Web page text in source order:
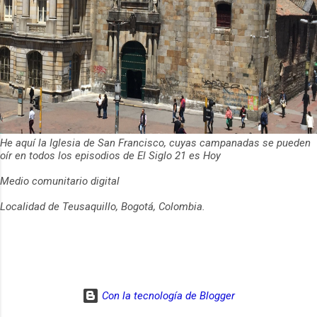
He aquí la Iglesia de San Francisco, cuyas campanadas se pueden
oír en todos los episodios de El Siglo 21 es Hoy
Medio comunitario digital
Localidad de Teusaquillo, Bogotá, Colombia.
Con la tecnología de Blogger